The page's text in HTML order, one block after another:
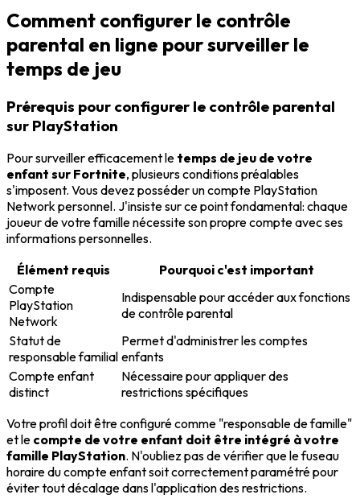
Comment configurer le contrôle
parental en ligne pour surveiller le
temps de jeu
Prérequis pour configurer le contrôle parental
sur PlayStation
Pour surveiller efficacement le temps de jeu de votre
enfant sur Fortnite, plusieurs conditions préalables
s'imposent. Vous devez posséder un compte PlayStation
Network personnel. J'insiste sur ce point fondamental: chaque
joueur de votre famille nécessite son propre compte avec ses
informations personnelles.
Élément requis
Pourquoi c'est important
Compte
PlayStation
Network
Indispensable pour accéder aux fonctions
de contrôle parental
Statut de
responsable familial
Permet d'administrer les comptes
enfants
Compte enfant
distinct
Nécessaire pour appliquer des
restrictions spécifiques
Votre profil doit être configuré comme "responsable de famille"
et le compte de votre enfant doit être intégré à votre
famille PlayStation. N'oubliez pas de vérifier que le fuseau
horaire du compte enfant soit correctement paramétré pour
éviter tout décalage dans l'application des restrictions.